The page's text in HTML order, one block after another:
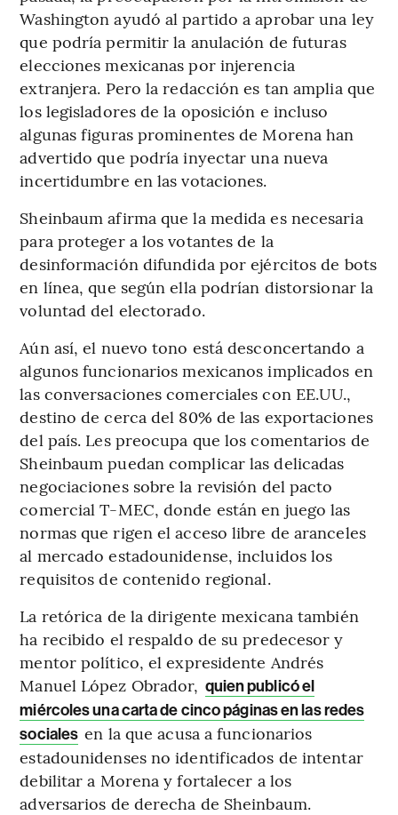
Washington ayudó al partido a aprobar una ley
que podría permitir la anulación de futuras
elecciones mexicanas por injerencia
extranjera. Pero la redacción es tan amplia que
los legisladores de la oposición e incluso
algunas figuras prominentes de Morena han
advertido que podría inyectar una nueva
incertidumbre en las votaciones.
Sheinbaum afirma que la medida es necesaria
para proteger a los votantes de la
desinformación difundida por ejércitos de bots
en línea, que según ella podrían distorsionar la
voluntad del electorado.
Aún así, el nuevo tono está desconcertando a
algunos funcionarios mexicanos implicados en
las conversaciones comerciales con EE.UU.,
destino de cerca del 80% de las exportaciones
del país. Les preocupa que los comentarios de
Sheinbaum puedan complicar las delicadas
negociaciones sobre la revisión del pacto
comercial T-MEC, donde están en juego las
normas que rigen el acceso libre de aranceles
al mercado estadounidense, incluidos los
requisitos de contenido regional.
La retórica de la dirigente mexicana también
ha recibido el respaldo de su predecesor y
mentor político, el expresidente Andrés
Manuel López Obrador, quien publicó el
miércoles una carta de cinco páginas en las redes
sociales en la que acusa a funcionarios
estadounidenses no identificados de intentar
debilitar a Morena y fortalecer a los
adversarios de derecha de Sheinbaum.